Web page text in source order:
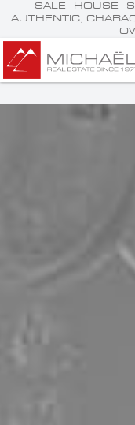
SALE - HOUSE -
AUTHENTIC,